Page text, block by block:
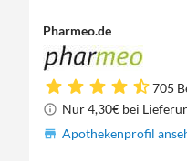
Pharmeo.de
705
Nur 4,30€ bei
Apothekenprofil